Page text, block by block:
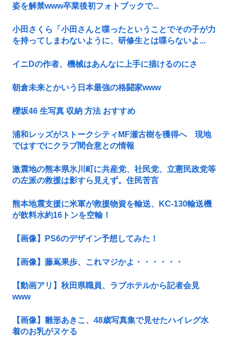
姿を解禁www卒業後初フォトブックで...
小田さくら「小田さんと喋ったということでその子が力
を持ってしまわないように、研修生とは喋らないよ...
イニDの作者、機械はあんなに上手に描けるのにさ
朝倉未来とかいう日本最強の格闘家www
櫻坂46 生写真 収納 方法 おすすめ
浦和レッズがストークシティMF瀬古樹を獲得へ 現地
ではすでにクラブ間合意との情報
激震地の熊本県氷川町に共産党、社民党、立憲民政党等
の左派の救援は影すら見えず。住民苦言
熊本地震支援に米軍が救援物資を輸送、KC-130輸送機
が飲料水約16トンを空輸！
【画像】PS6のデザイン予想してみた！
【画像】藤嶌果歩、これマジかよ・・・・・・
【動画アリ】秋田県職員、ラブホテルから記者会見
www
【画像】雛形あきこ、48歳写真集で見せたハイレグ水
着のお乳がヌケる